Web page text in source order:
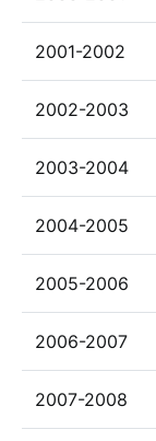
2001-2002
2002-2003
2003-2004
2004-2005
2005-2006
2006-2007
2007-2008